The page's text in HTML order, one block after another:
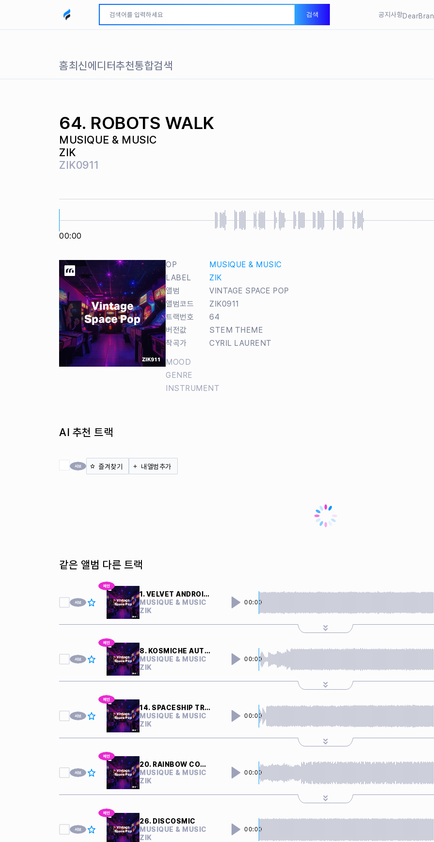
모두파인드 로고 검색 공지사항
홈최신에디터추천통합검색
64. ROBOTS WALK
MUSIQUE & MUSIC
ZIK
ZIK0911
00:00
OP
MUSIQUE & MUSIC
LABEL
ZIK
앨범
VINTAGE SPACE POP
앨범코드
ZIK0911
트랙번호
64
버전값
STEM THEME
작곡가
CYRIL LAURENT
MOOD
GENRE
INSTRUMENT
AI 추천 트랙
전체 체크 즐겨찾기 내앨범추가
같은 앨범 다른 트랙
1. VELVET ANDROIDS
MUSIQUE & MUSIC
ZIK
00:00
8. KOSMICHE AUTOBAHN
MUSIQUE & MUSIC
ZIK
00:00
14. SPACESHIP TRAVEL
MUSIQUE & MUSIC
ZIK
00:00
20. RAINBOW COMET
MUSIQUE & MUSIC
ZIK
00:00
26. DISCOSMIC
MUSIQUE & MUSIC
ZIK
00:00